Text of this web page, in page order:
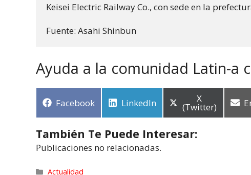
Keisei Electric Railway Co., con sede en la
Fuente: Asahi Shinbun
Ayuda a la comunidad Latin-a
Facebook LinkedIn X
(Twitter)
También Te Puede Interesar:
Publicaciones no relacionadas.
Actualidad